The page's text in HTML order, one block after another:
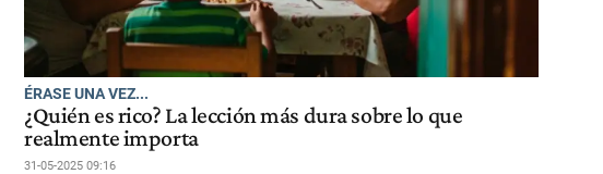
ÉRASE UNA VEZ...
¿Quién es rico? La lección más dura sobre lo que
realmente importa
31-05-2025 09:16